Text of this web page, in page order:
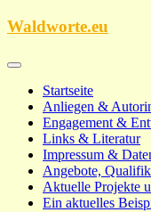
Zum
Waldworte.eu
Startseite
Anliegen &
Engagement &
Links & Literatur
Impressum &
Angebote,
Aktuelle Projekte
Ein aktuelles